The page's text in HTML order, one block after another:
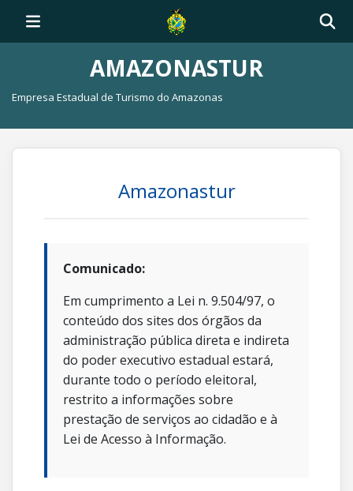
AMAZONASTUR
Empresa Estadual de Turismo do Amazonas
Amazonastur
Comunicado:
Em cumprimento a Lei n. 9.504/97, o
conteúdo dos sites dos órgãos da
administração pública direta e indireta
do poder executivo estadual estará,
durante todo o período eleitoral,
restrito a informações sobre
prestação de serviços ao cidadão e à
Lei de Acesso à Informação.